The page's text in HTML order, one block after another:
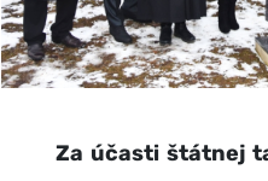
Za účasti štátnej